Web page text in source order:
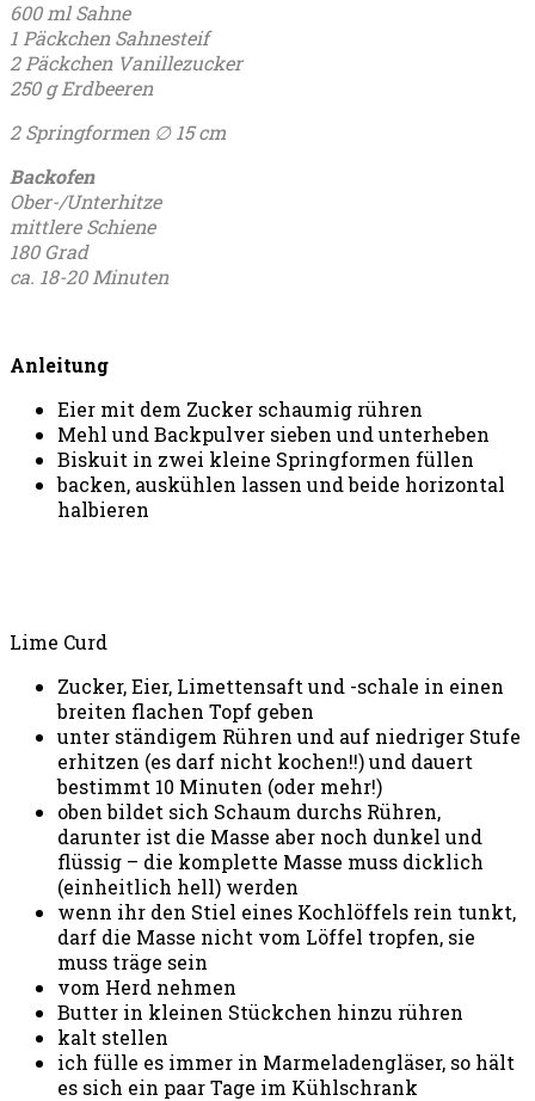
600 ml Sahne
1 Päckchen Sahnesteif
2 Päckchen Vanillezucker
250 g Erdbeeren
2 Springformen ∅ 15 cm
Backofen
Ober-/Unterhitze
mittlere Schiene
180 Grad
ca. 18-20 Minuten
Anleitung
Eier mit dem Zucker schaumig rühren
Mehl und Backpulver sieben und unterheben
Biskuit in zwei kleine Springformen füllen
backen, auskühlen lassen und beide horizontal
halbieren
Lime Curd
Zucker, Eier, Limettensaft und -schale in einen
breiten flachen Topf geben
unter ständigem Rühren und auf niedriger Stufe
erhitzen (es darf nicht kochen!!) und dauert
bestimmt 10 Minuten (oder mehr!)
oben bildet sich Schaum durchs Rühren,
darunter ist die Masse aber noch dunkel und
flüssig – die komplette Masse muss dicklich
(einheitlich hell) werden
wenn ihr den Stiel eines Kochlöffels rein tunkt,
darf die Masse nicht vom Löffel tropfen, sie
muss träge sein
vom Herd nehmen
Butter in kleinen Stückchen hinzu rühren
kalt stellen
ich fülle es immer in Marmeladengläser, so hält
es sich ein paar Tage im Kühlschrank